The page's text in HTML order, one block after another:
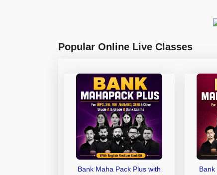
Popular Online Live Classes
Bank Maha Pack Plus with